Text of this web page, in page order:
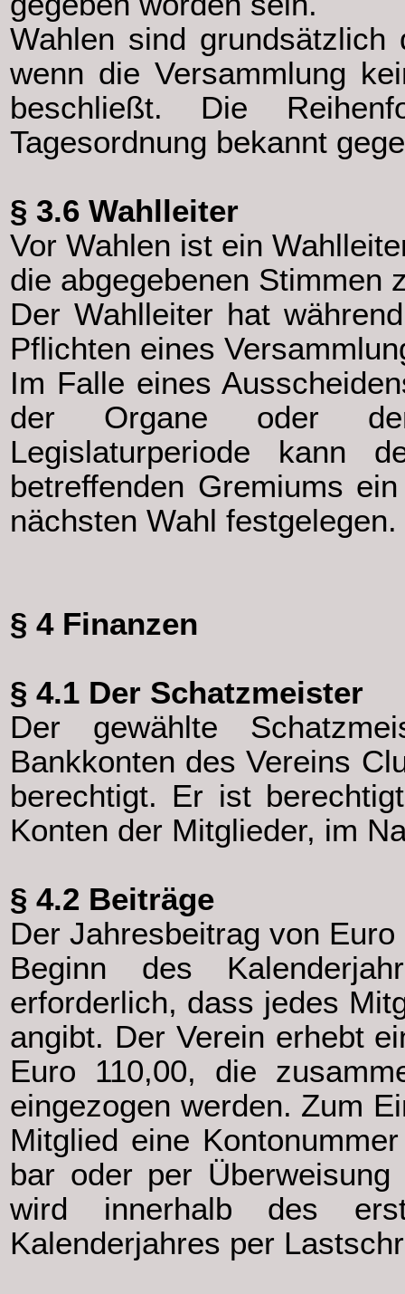
Wahlen sind grundsätzlich
wenn die Versammlung
beschließt. Die
Tagesordnung bekannt
§ 3.6 Wahlleiter
Vor Wahlen ist ein
die abgegebenen Stimmen
Der Wahlleiter hat
Pflichten eines
Im Falle eines
der Organe oder
Legislaturperiode kann
betreffenden Gremiums
nächsten Wahl festgelegen.
§ 4 Finanzen
§ 4.1 Der Schatzmeister
Der gewählte
Bankkonten des Vereins
berechtigt. Er ist
Konten der Mitglieder, im
§ 4.2 Beiträge
Der Jahresbeitrag von
Beginn des
erforderlich, dass jedes
angibt. Der Verein erhebt
Euro 110,00, die
eingezogen werden. Zum
Mitglied eine
bar oder per
wird innerhalb des
Kalenderjahres per